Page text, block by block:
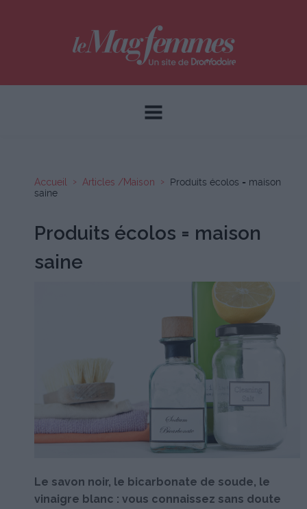
Accueil Articles /Maison
Produits écolos = maison
saine
Produits écolos = maison
saine
Le savon noir, le bicarbonate de soude, le
vinaigre blanc : vous connaissez sans doute